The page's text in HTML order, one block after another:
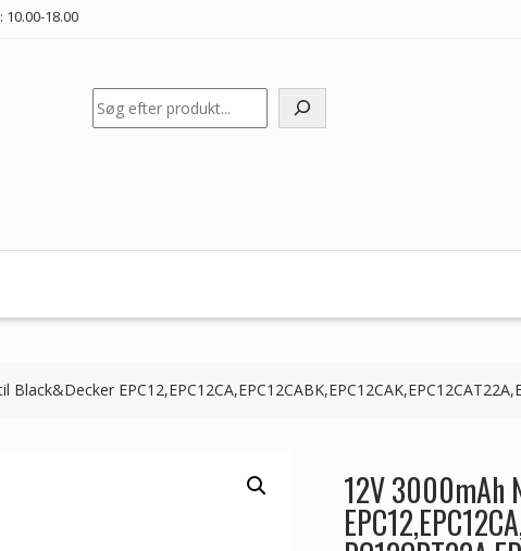
18.00
Søg
12V 3000mAh